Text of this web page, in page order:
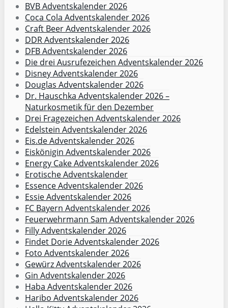
BVB Adventskalender 2026
Coca Cola Adventskalender 2026
Craft Beer Adventskalender 2026
DDR Adventskalender 2026
DFB Adventskalender 2026
Die drei Ausrufezeichen Adventskalender 2026
Disney Adventskalender 2026
Douglas Adventskalender 2026
Dr. Hauschka Adventskalender 2026 –
Naturkosmetik für den Dezember
Drei Fragezeichen Adventskalender 2026
Edelstein Adventskalender 2026
Eis.de Adventskalender 2026
Eiskönigin Adventskalender 2026
Energy Cake Adventskalender 2026
Erotische Adventskalender
Essence Adventskalender 2026
Essie Adventskalender 2026
FC Bayern Adventskalender 2026
Feuerwehrmann Sam Adventskalender 2026
Filly Adventskalender 2026
Findet Dorie Adventskalender 2026
Foto Adventskalender 2026
Gewürz Adventskalender 2026
Gin Adventskalender 2026
Haba Adventskalender 2026
Haribo Adventskalender 2026